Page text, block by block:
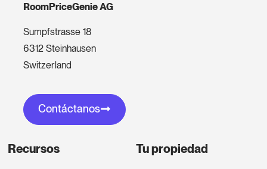
RoomPriceGenie AG
Sumpfstrasse 18
6312 Steinhausen
Switzerland
Contáctanos
Recursos Tu propiedad